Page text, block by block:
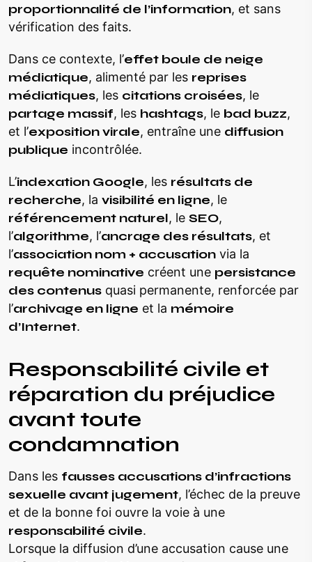
proportionnalité de l’information, et sans
vérification des faits.
Dans ce contexte, l’effet boule de neige
médiatique, alimenté par les reprises
médiatiques, les citations croisées, le
partage massif, les hashtags, le bad buzz,
et l’exposition virale, entraîne une diffusion
publique incontrôlée.
L’indexation Google, les résultats de
recherche, la visibilité en ligne, le
référencement naturel, le SEO,
l’algorithme, l’ancrage des résultats, et
l’association nom + accusation via la
requête nominative créent une persistance
des contenus quasi permanente, renforcée par
l’archivage en ligne et la mémoire
d’Internet.
Responsabilité civile et
réparation du préjudice
avant toute
condamnation
Dans les fausses accusations d’infractions
sexuelle avant jugement, l’échec de la preuve
et de la bonne foi ouvre la voie à une
responsabilité civile.
Lorsque la diffusion d’une accusation cause une